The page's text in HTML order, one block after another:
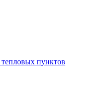
пунктов